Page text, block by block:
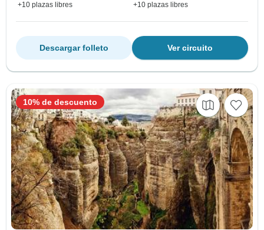
+10 plazas libres +10 plazas libres
Ver circuito
Descargar folleto
10% de descuento